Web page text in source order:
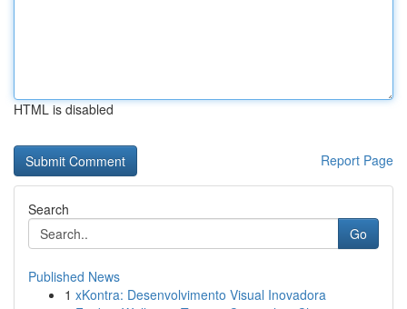
HTML is disabled
Report Page
Search
Go
Published News
1 xKontra: Desenvolvimento Visual Inovadora